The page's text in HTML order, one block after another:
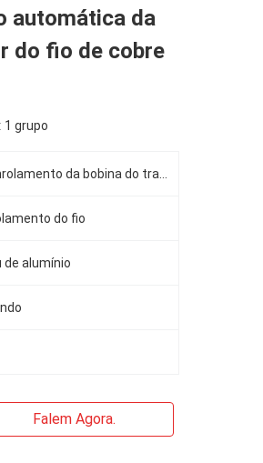
automática da
do fio de cobre
1 grupo
do fio
de alumínio
Falem Agora.